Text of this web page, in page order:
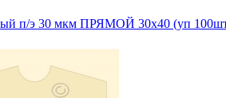
п/э 30 мкм ПРЯМОЙ 30х40 (уп